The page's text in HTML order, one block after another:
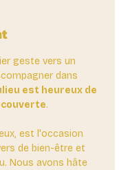
geste vers un
dans
est heureux de
.
est l'occasion
de bien-être et
Nous avons hâte